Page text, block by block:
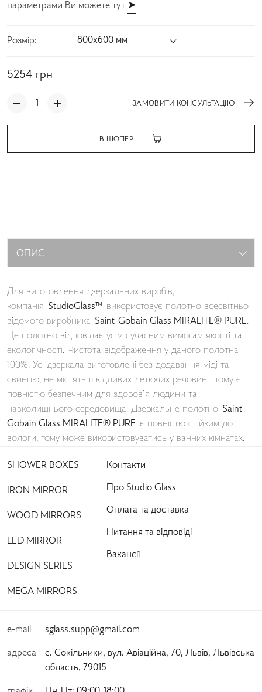
параметрами Ви можете тут ➤
Розмір: 800х600 мм
5254 грн
В ШОПЕР
ЗАМОВИТИ КОНСУЛЬТАЦІЮ
ОПИС
Для виготовлення дзеркальних виробів,
компанія StudioGlass™ використовує полотно всесвітньо
відомого виробника Saint-Gobain Glass MIRALITE® PURE.
Це полотно відповідає усім сучасним вимогам якості та
екологічності. Чистота відображення у даного полотна
100%. Усі дзеркала виготовлені без додавання міді та
свинцю, не містять шкідливих летючих речовин і тому є
повністю безпечним для здоров’я людини та
навколишнього середовища. Дзеркальне полотно Saint-
Gobain Glass MIRALITE® PURE є повністю стійким до
вологи, тому може використовуватись у ванних кімнатах.
SHOWER BOXES
IRON MIRROR
WOOD MIRRORS
LED MIRROR
DESIGN SERIES
MEGA MIRRORS
Контакти
Про Studio Glass
Оплата та доставка
Питання та відповіді
Вакансії
e-mail sglass.supp@gmail.com
адреса
с. Сокільники, вул. Авіаційна, 70, Львів, Львівська
область, 79015